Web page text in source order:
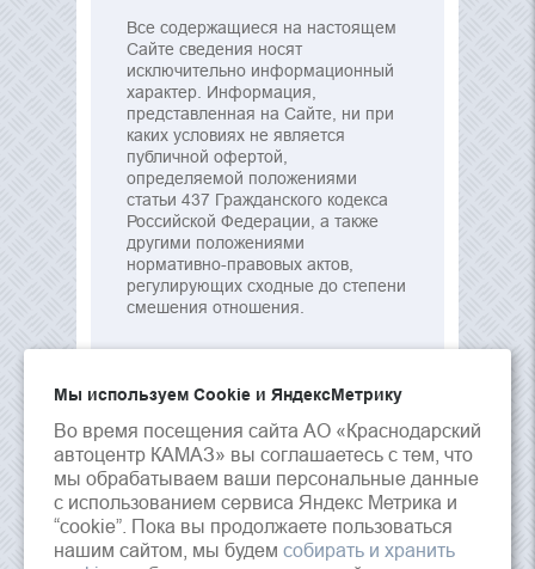
Все содержащиеся на настоящем
Сайте сведения носят
исключительно информационный
характер. Информация,
представленная на Сайте, ни при
каких условиях не является
публичной офертой,
определяемой положениями
статьи 437 Гражданского кодекса
Российской Федерации, а также
другими положениями
нормативно-правовых актов,
регулирующих сходные до степени
смешения отношения.
Мы используем Сookie и ЯндексМетрику
Во время посещения сайта АО «Краснодарский
автоцентр КАМАЗ» вы соглашаетесь с тем, что
мы обрабатываем ваши персональные данные
с использованием сервиса Яндекс Метрика и
“cookie”. Пока вы продолжаете пользоваться
нашим сайтом, мы будем собирать и хранить